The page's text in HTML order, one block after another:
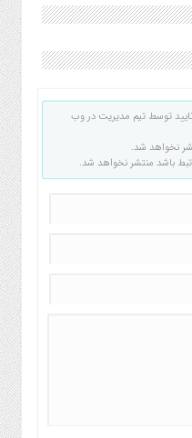
توسط تیم مدیریت در وب
نخواهد شد.
باشد منتشر نخواهد شد.